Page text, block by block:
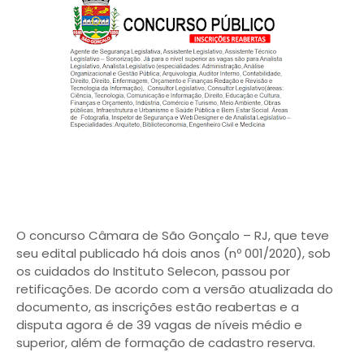
O concurso Câmara de São Gonçalo – RJ, que teve
seu edital publicado há dois anos (nº 001/2020), sob
os cuidados do Instituto Selecon, passou por
retificações. De acordo com a versão atualizada do
documento, as inscrições estão reabertas e a
disputa agora é de 39 vagas de níveis médio e
superior, além de formação de cadastro reserva.